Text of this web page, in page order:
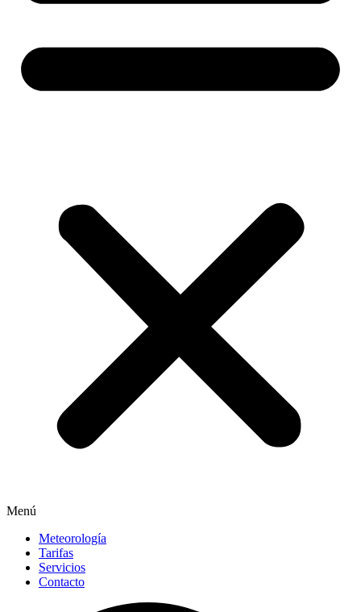
Menú
Meteorología
Tarifas
Servicios
Contacto